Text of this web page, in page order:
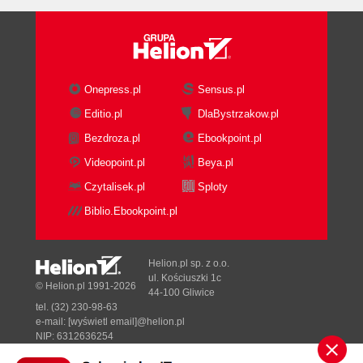
Running the Playbook
3. Inventory: Describing Your Servers
The Inventory File
Behavioral Inventory Parameters
ansible_connection
ansible_shell_type
ansible_python_interpreter
Changing Behavioral Parameter Defaults
Groups and Groups and Groups
Example: Deploying a Django App
Aliases and Ports
Groups of Groups
Numbered Hosts (Pets versus Cattle)
Hosts and Group Variables: Inside the
Onepress.pl
Sensus.pl
Editio.pl
DlaBystrzakow.pl
Bezdroza.pl
Ebookpoint.pl
Videopoint.pl
Beya.pl
Czytalisek.pl
Sploty
Biblio.Ebookpoint.pl
© Helion.pl 1991-2026
Helion.pl sp. z o.o.
ul. Kościuszki 1c
44-100 Gliwice
tel. (32) 230-98-63
e-mail: [wyświetl email]@helion.pl
NIP: 6312636254